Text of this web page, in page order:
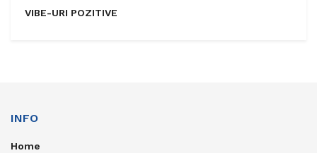
VIBE-URI POZITIVE
INFO
Home